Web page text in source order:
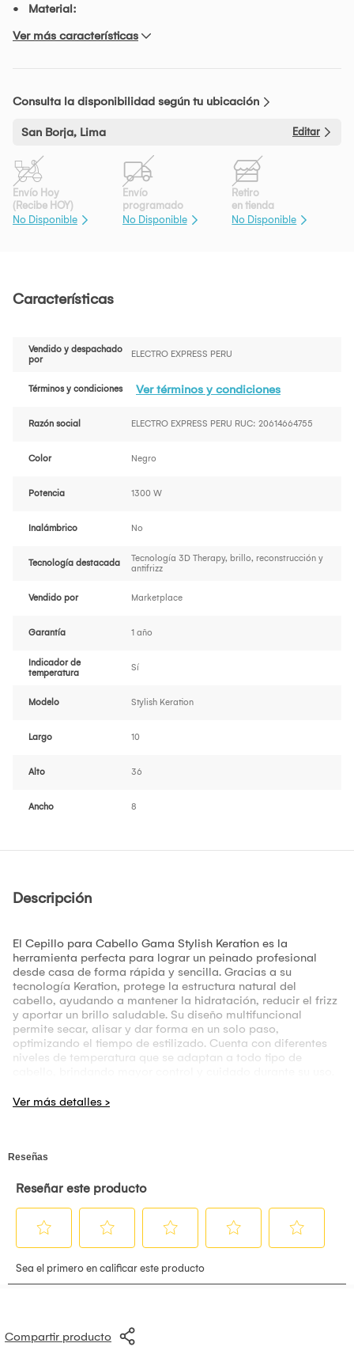
Material:
Ver más características
Consulta la disponibilidad según tu ubicación
San Borja, Lima Editar
Envío Hoy
(Recibe HOY)
No Disponible
Envío
programado
No Disponible
Retiro
en tienda
No Disponible
Características
Vendido y despachado
por
ELECTRO EXPRESS PERU
Términos y condiciones Ver términos y condiciones
Razón social ELECTRO EXPRESS PERU RUC: 20614664755
Color Negro
Potencia 1300 W
Inalámbrico No
Tecnología destacada
Tecnología 3D Therapy, brillo, reconstrucción y
antifrizz
Vendido por Marketplace
Garantía 1 año
Indicador de
temperatura
Sí
Modelo Stylish Keration
Largo 10
Alto 36
Ancho 8
Descripción
El Cepillo para Cabello Gama Stylish Keration es la
herramienta perfecta para lograr un peinado profesional
desde casa de forma rápida y sencilla. Gracias a su
tecnología Keration, protege la estructura natural del
cabello, ayudando a mantener la hidratación, reducir el frizz
y aportar un brillo saludable. Su diseño multifuncional
permite secar, alisar y dar forma en un solo paso,
optimizando el tiempo de estilizado. Cuenta con diferentes
niveles de temperatura que se adaptan a todo tipo de
un acabado uniforme y natural. Ideal para el uso diario, este
el cabello protegido, brillante y libre de frizz en cada uso.
Compartir producto